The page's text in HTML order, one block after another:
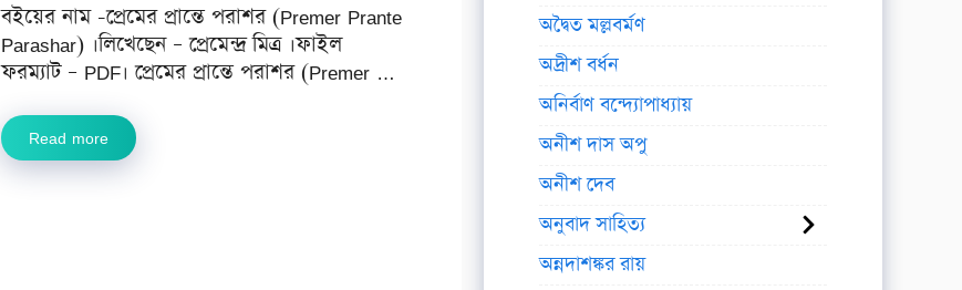
বইয়ের নাম -প্রেমের প্রান্তে পরাশর (Premer Prante
Parashar) ।লিখেছেন – প্রেমেন্দ্র মিত্র ।ফাইল
ফরম্যাট – PDF। প্রেমের প্রান্তে পরাশর (Premer …
Read more
অদ্বৈত মল্লবর্মণ
অদ্রীশ বর্ধন
অনির্বাণ বন্দ্যোপাধ্যায়
অনীশ দাস অপু
অনীশ দেব
অনুবাদ সাহিত্য
অন্নদাশঙ্কর রায়